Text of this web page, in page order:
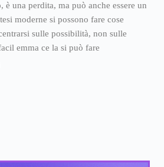
è una perdita, ma può anche essere un
moderne si possono fare cose
sulle possibilità, non sulle
emma ce la si può fare